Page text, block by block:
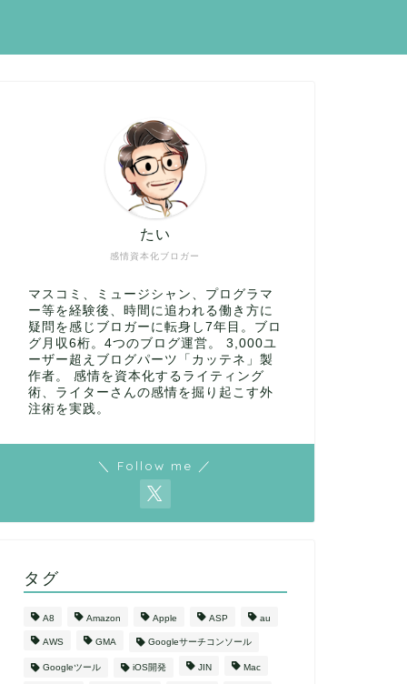
感情資本化ブロガー
たい
マスコミ、ミュージシャン、プログラマ
ー等を経験後、時間に追われる働き方に
疑問を感じブロガーに転身し7年目。ブロ
グ月収6桁。4つのブログ運営。 3,000ユ
ーザー超えブログパーツ「カッテネ」製
作者。 感情を資本化するライティング
術、ライターさんの感情を掘り起こす外
注術を実践。
＼ Follow me ／
タグ
A8 Amazon Apple ASP au
AWS GMA Googleサーチコンソール
Googleツール iOS開発 JIN Mac